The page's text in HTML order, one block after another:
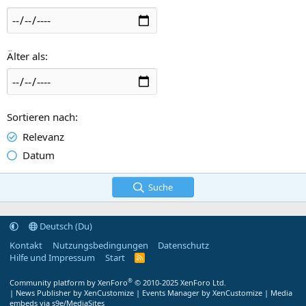
Älter als
Sortieren nach
Relevanz
Datum
Suche
Deutsch (Du)
Kontakt
Nutzungsbedingungen
Datenschutz
Hilfe und Impressum
Start
R
Community platform by XenForo® © 2010-2025 XenForo Ltd.
| News Publisher by XenCustomize | Events Manager by XenCustomize | Media
embeds via s9e/MediaSites